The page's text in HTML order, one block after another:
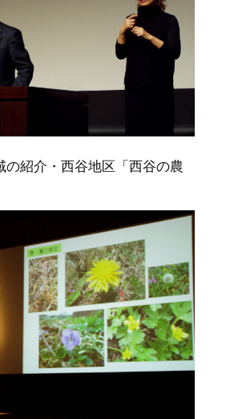
紹介・西谷地区「西谷の農